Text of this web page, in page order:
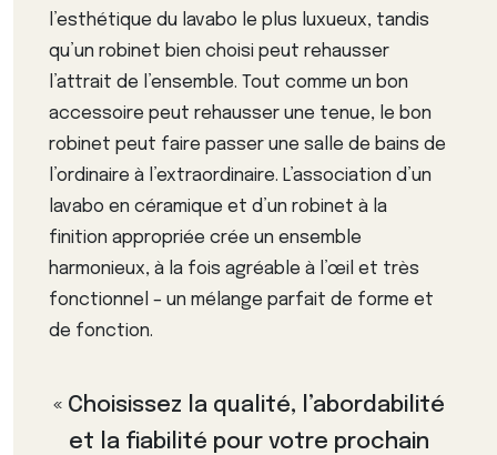
l’esthétique du lavabo le plus luxueux, tandis
qu’un robinet bien choisi peut rehausser
l’attrait de l’ensemble. Tout comme un bon
accessoire peut rehausser une tenue, le bon
robinet peut faire passer une salle de bains de
l’ordinaire à l’extraordinaire. L’association d’un
lavabo en céramique et d’un robinet à la
finition appropriée crée un ensemble
harmonieux, à la fois agréable à l’œil et très
fonctionnel – un mélange parfait de forme et
de fonction.
« Choisissez la qualité, l’abordabilité
et la fiabilité pour votre prochain